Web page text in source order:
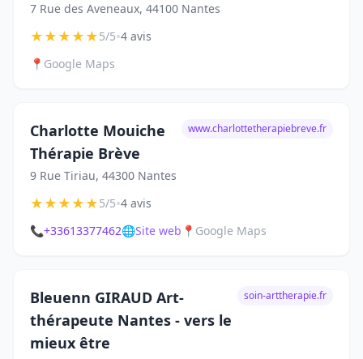
7 Rue des Aveneaux, 44100 Nantes
★★★★★5/5•4 avis
📍 Google Maps
Charlotte Mouiche
Thérapie Brève
9 Rue Tiriau, 44300 Nantes
www.charlottetherapiebreve.fr
★★★★★5/5•4 avis
📞+33613377462🌐Site web 📍 Google Maps
Bleuenn GIRAUD Art-
thérapeute Nantes - vers le
mieux être
soin-arttherapie.fr